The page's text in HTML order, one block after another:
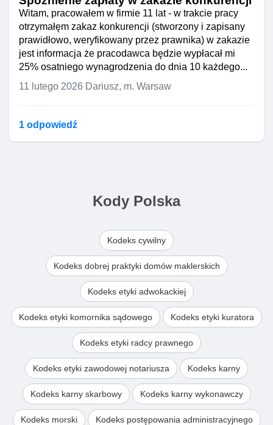
Witam, pracowałem w firmie 11 lat - w trakcie pracy
otrzymałęm zakaz konkurencji (stworzony i zapisany
prawidłowo, weryfikowany przez prawnika) w zakazie
jest informacja że pracodawca będzie wypłacał mi
25% osatniego wynagrodzenia do dnia 10 każdego...
11 lutego 2026 Dariusz, m. Warsaw
1 odpowiedź
Kody Polska
Kodeks cywilny
Kodeks dobrej praktyki domów maklerskich
Kodeks etyki adwokackiej
Kodeks etyki komornika sądowego Kodeks etyki kuratora
Kodeks etyki radcy prawnego
Kodeks etyki zawodowej notariusza Kodeks karny
Kodeks karny skarbowy Kodeks karny wykonawczy
Kodeks morski Kodeks postępowania administracyjnego